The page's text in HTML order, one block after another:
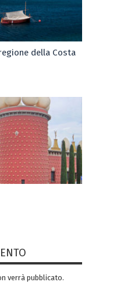
della Costa
verrà pubblicato.